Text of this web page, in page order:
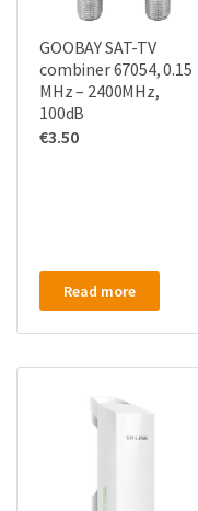
GOOBAY SAT-TV
combiner 67054, 0.15
MHz – 2400MHz,
100dB
€3.50
Read more